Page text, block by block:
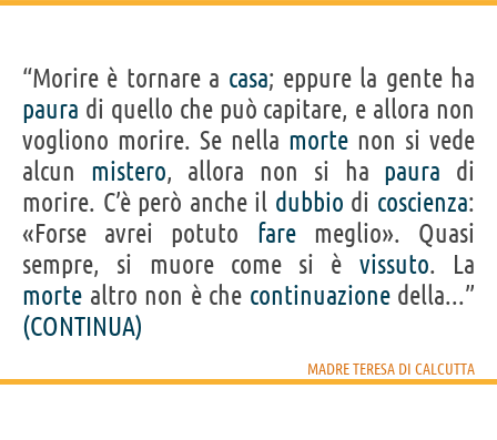
“Morire è tornare a casa; eppure la gente ha
paura di quello che può capitare, e allora non
vogliono morire. Se nella morte non si vede
alcun mistero, allora non si ha paura di
morire. C’è però anche il dubbio di coscienza:
«Forse avrei potuto faremeglio». Quasi
sempre, si muore come si è vissuto. La
morte altro non è che continuazionedella...”
(CONTINUA)
MADRE TERESA DI CALCUTTA